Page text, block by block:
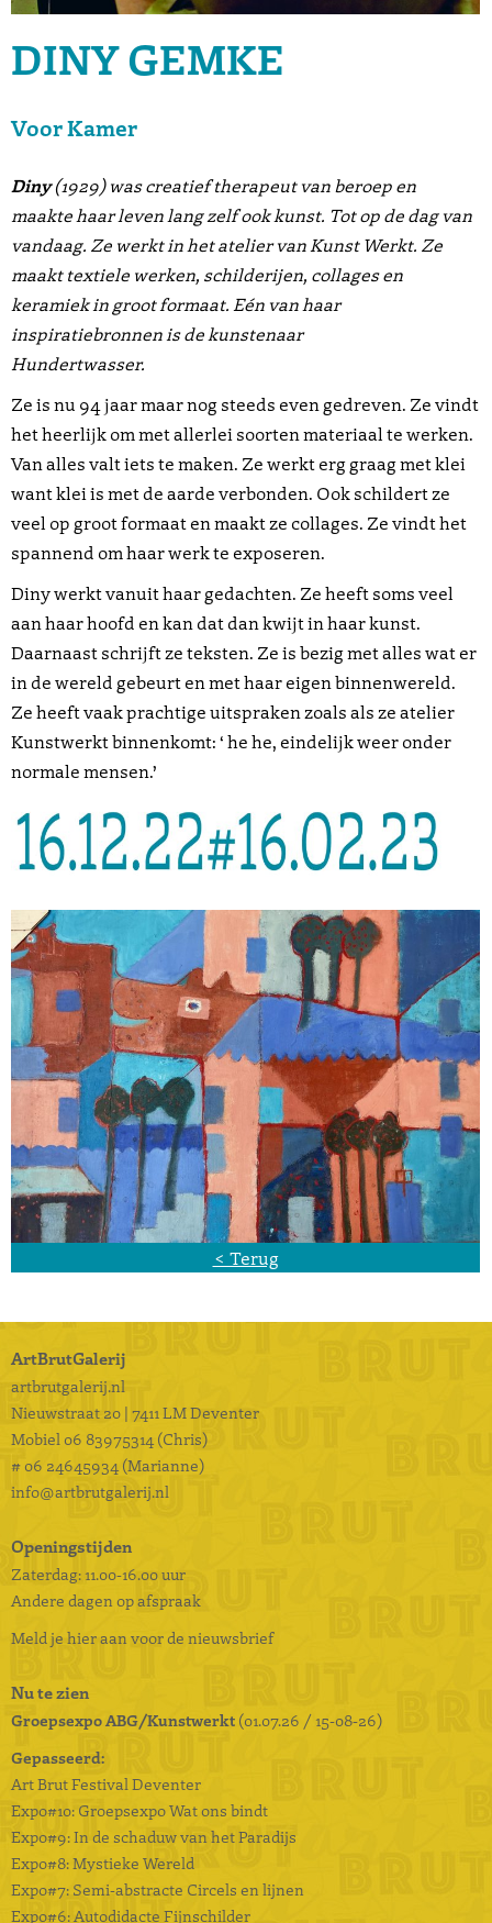
DINY GEMKE
Voor Kamer
Diny(1929) was creatief therapeut van beroep en
maakte haar leven lang zelf ook kunst. Tot op de dag van
vandaag. Ze werkt in het atelier van Kunst Werkt. Ze
maakt textiele werken, schilderijen, collages en
keramiek in groot formaat. Eén van haar
inspiratiebronnen is de kunstenaar
Hundertwasser.
Ze is nu 94 jaar maar nog steeds even gedreven. Ze vindt
het heerlijk om met allerlei soorten materiaal te werken.
Van alles valt iets te maken. Ze werkt erg graag met klei
want klei is met de aarde verbonden. Ook schildert ze
veel op groot formaat en maakt ze collages. Ze vindt het
spannend om haar werk te exposeren.
Diny werkt vanuit haar gedachten. Ze heeft soms veel
aan haar hoofd en kan dat dan kwijt in haar kunst.
Daarnaast schrijft ze teksten. Ze is bezig met alles wat er
in de wereld gebeurt en met haar eigen binnenwereld.
Ze heeft vaak prachtige uitspraken zoals als ze atelier
Kunstwerkt binnenkomt: ‘ he he, eindelijk weer onder
normale mensen.’
< Terug
ArtBrutGalerij
artbrutgalerij.nl
Nieuwstraat 20 | 7411 LM Deventer
Mobiel 06 83975314 (Chris)
# 06 24645934 (Marianne)
info@artbrutgalerij.nl
Openingstijden
Zaterdag: 11.00-16.00 uur
Andere dagen op afspraak
Meld je hier aan voor de nieuwsbrief
Nu te zien
Groepsexpo ABG/Kunstwerkt (01.07.26 / 15-08-26)
Gepasseerd:
Art Brut Festival Deventer
Expo#10: Groepsexpo Wat ons bindt
Expo#9: In de schaduw van het Paradijs
Expo#8: Mystieke Wereld
Expo#7: Semi-abstracte Circels en lijnen
Expo#6: Autodidacte Fijnschilder